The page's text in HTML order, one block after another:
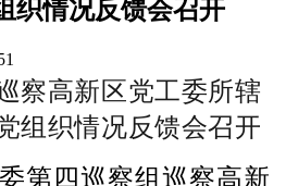
织情况反馈会召开
察高新区党工委所辖
组织情况反馈会召开
第四巡察组巡察高新